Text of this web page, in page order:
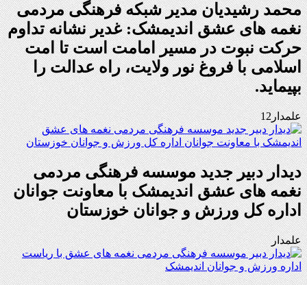
محمد رشیدیان مدیر شبکه فرهنگی مردمی
نغمه های عشق اندیمشک: غدیر نشانه تداوم
حرکت نبوت در مسیر امامت است تا امت
اسلامی با فروغ نور ولایت، راه عدالت را
بپیماید.
علمدار12
دیدار دبیر جدید موسسه فرهنگی مردمی
نغمه های عشق اندیمشک با معاونت جوانان
اداره کل ورزش و جوانان خوزستان
علمدار